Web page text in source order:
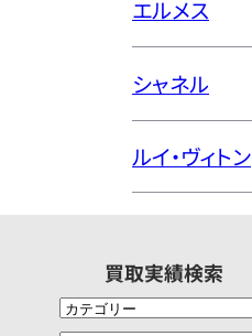
エルメス
シャネル
ルイ・ヴィトン
買取実績検索